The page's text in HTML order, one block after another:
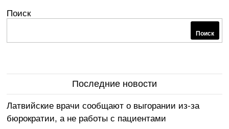
Поиск
Поиск
Последние новости
Латвийские врачи сообщают о выгорании из-за
бюрократии, а не работы с пациентами